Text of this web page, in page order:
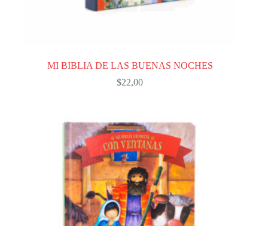
MI BIBLIA DE LAS BUENAS NOCHES
$22,00